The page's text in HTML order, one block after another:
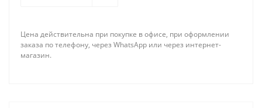
Цена действительна при покупке в офисе, при оформлении
заказа по телефону, через WhatsApp или через интернет-
магазин.